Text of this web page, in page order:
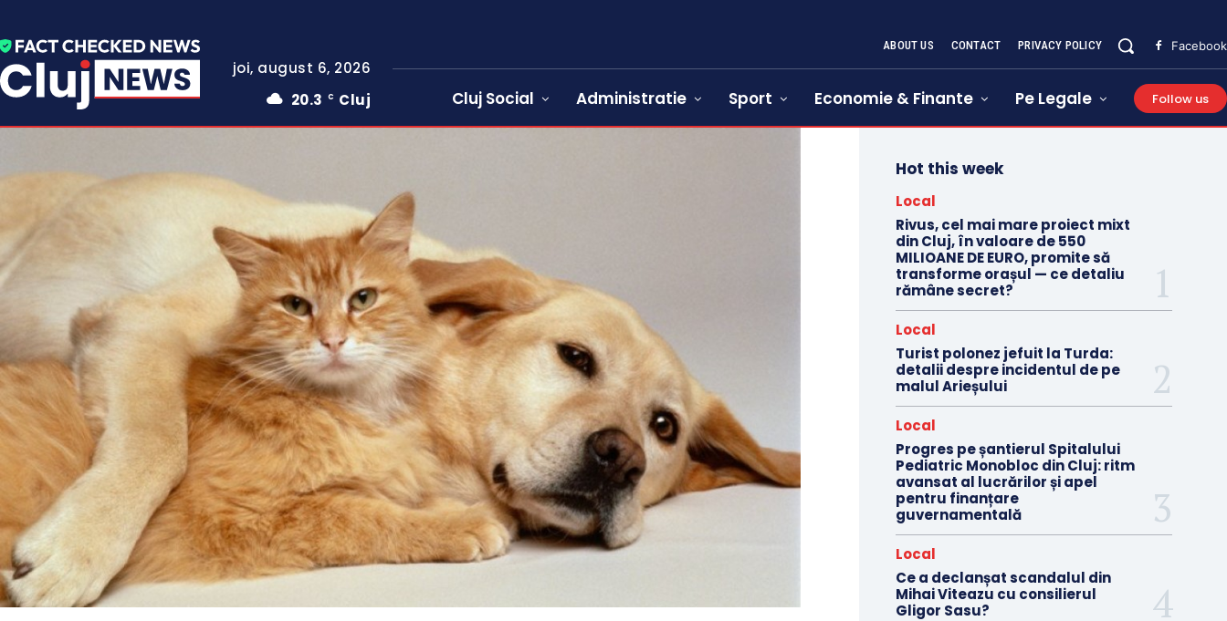
joi, august 6, 2026
20.3
C Cluj
ABOUT US CONTACT PRIVACY POLICY Facebook
Cluj Social Administratie Sport Economie & Finante Pe Legale Follow us
Hot this week
Local
Rivus, cel mai mare proiect mixt
din Cluj, în valoare de 550
MILIOANE DE EURO, promite să
transforme orașul — ce detaliu
rămâne secret?
Local
Turist polonez jefuit la Turda:
detalii despre incidentul de pe
malul Arieșului
Local
Progres pe șantierul Spitalului
Pediatric Monobloc din Cluj: ritm
avansat al lucrărilor și apel
pentru finanțare
guvernamentală
Local
Ce a declanșat scandalul din
Mihai Viteazu cu consilierul
Gligor Sasu?